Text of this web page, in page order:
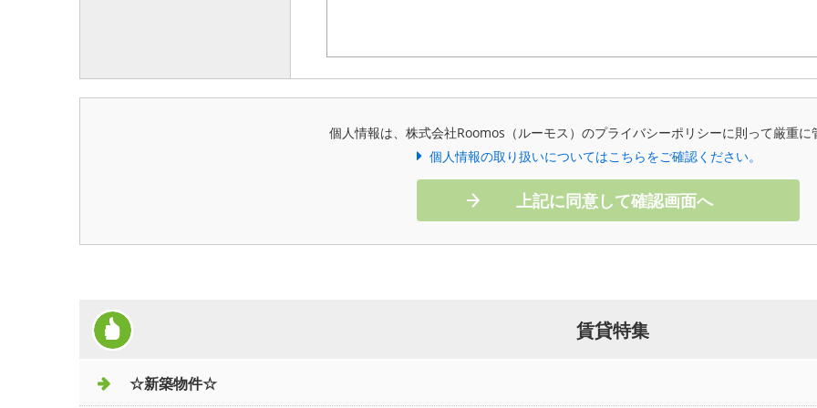
個人情報は、株式会社Roomos（ルーモス）のプライバシーポリシーに則って厳重に
個人情報の取り扱いについてはこちらをご確認ください。
上記に同意して確認画面へ
賃貸特集
☆新築物件☆